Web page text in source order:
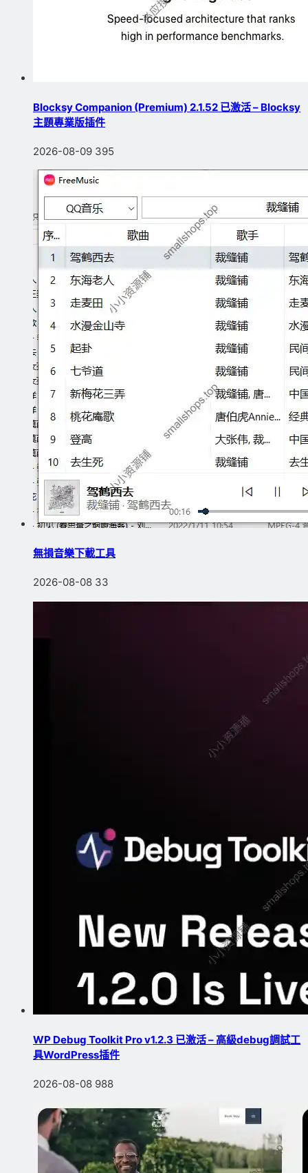
Blocksy Companion (Premium) 2.1.52 已激活 – Blocksy
主題專業版插件
2026-08-09 395
無損音樂下載工具
2026-08-08 33
WP Debug Toolkit Pro v1.2.3 已激活 – 高級debug調試工
具WordPress插件
2026-08-08 988